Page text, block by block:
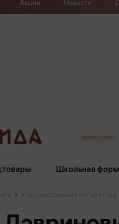
Акции Новости
Школьная